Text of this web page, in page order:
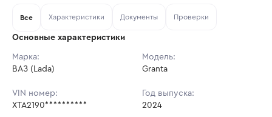
Тип аукциона: Открытые торги
Шаг торгов: 5 000 ₽
Кол-во ставок:
Ставок не найдено
в аукционах
Все Характеристики Документы Проверки
Основные характеристики
Марка:
ВАЗ (Lada)
Модель:
Granta
VIN номер:
XTA2190**********
Год выпуска:
2024